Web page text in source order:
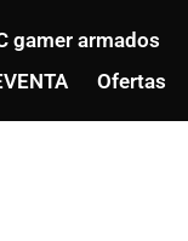
gamer armados
Ofertas